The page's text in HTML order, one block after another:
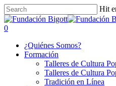
Skip
to
main
Hit
Close
Search
search
0
¿Quiénes Somos?
Formación
Talleres de Cultura
Talleres de Cultura
Tradición en Línea